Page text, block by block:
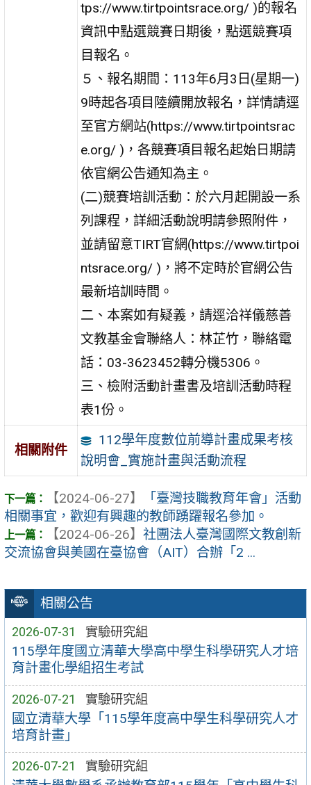
相關公告
2026-07-31 實驗研究組
115學年度國立清華大學高中學生科學研究人才培
育計畫化學組招生考試
2026-07-21 實驗研究組
國立清華大學「115學年度高中學生科學研究人才
培育計畫」
2026-07-21 實驗研究組
tps://www.tirtpointsrace.org/ )的報名
資訊中點選競賽日期後，點選競賽項
目報名。
５、報名期間：113年6月3日(星期一)
9時起各項目陸續開放報名，詳情請逕
至官方網站(https://www.tirtpointsrac
e.org/ )，各競賽項目報名起始日期請
依官網公告通知為主。
(二)競賽培訓活動：於六月起開設一系
列課程，詳細活動說明請參照附件，
並請留意TIRT官網(https://www.tirtpoi
ntsrace.org/ )，將不定時於官網公告
最新培訓時間。
二、本案如有疑義，請逕洽祥儀慈善
文教基金會聯絡人：林芷竹，聯絡電
話：03-3623452轉分機5306。
三、檢附活動計畫書及培訓活動時程
表1份。
相關附件
112學年度數位前導計畫成果考核
說明會_實施計畫與活動流程
【2024-06-27】
「臺灣技職教育年會」活動
相關事宜，歡迎有興趣的教師踴躍報名參加。
【2024-06-26】 社團法人臺灣國際文教創新
交流協會與美國在臺協會（AIT）合辦「2 ...